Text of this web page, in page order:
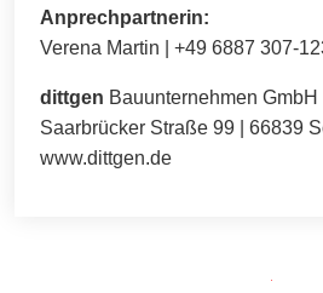
Anprechpartnerin:
Verena Martin | +49 6887 307-
dittgen Bauunternehmen GmbH
Saarbrücker Straße 99 | 66839
www.dittgen.de